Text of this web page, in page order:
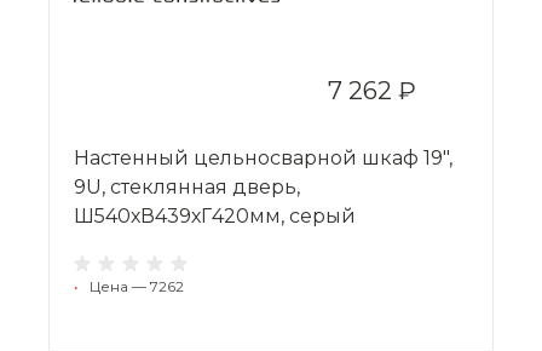
7 262 ₽
Настенный цельносварной шкаф 19",
9U, стеклянная дверь,
Ш540хВ439хГ420мм, серый
• Цена — 7262